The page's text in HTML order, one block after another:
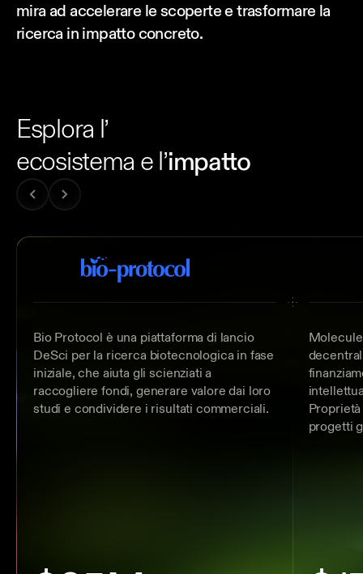
mira ad accelerare le scoperte e trasformare la
ricerca in impatto concreto.
Esplora l’
ecosistema e l’impatto
Bio Protocol è una piattaforma di lancio
DeSci per la ricerca biotecnologica in fase
iniziale, che aiuta gli scienziati a
raccogliere fondi, generare valore dai loro
studi e condividere i risultati commerciali.
progetti